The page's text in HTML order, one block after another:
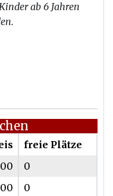
ab 6 Jahren
freie Plätze
0
0